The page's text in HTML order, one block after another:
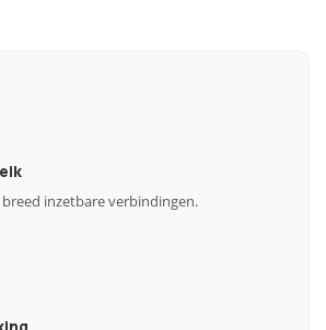
breed inzetbare verbindingen.